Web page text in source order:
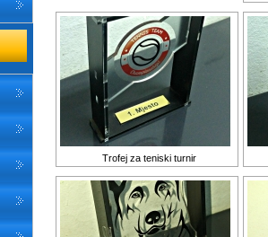
Trofej za teniski turnir